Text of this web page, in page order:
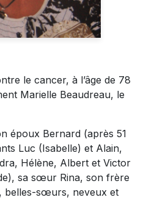
le cancer, à l’âge de 78
Marielle Beaudreau, le
époux Bernard (après 51
Luc (Isabelle) et Alain,
Hélène, Albert et Victor
sa sœur Rina, son frère
belles-sœurs, neveux et